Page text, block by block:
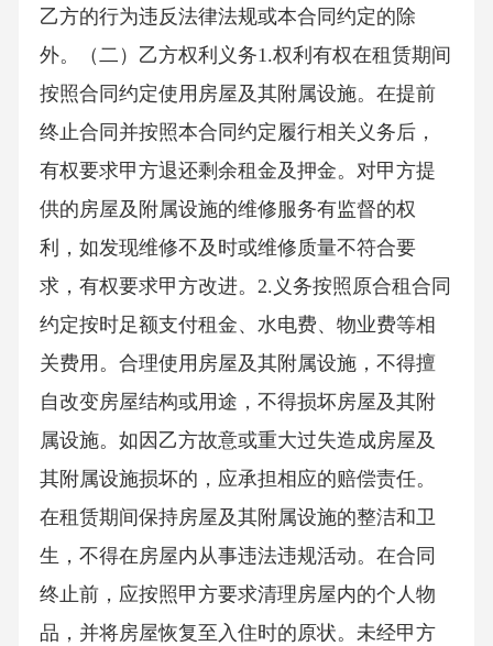
乙方的行为违反法律法规或本合同约定的除
外。（二）乙方权利义务1.权利有权在租赁期间
按照合同约定使用房屋及其附属设施。在提前
终止合同并按照本合同约定履行相关义务后，
有权要求甲方退还剩余租金及押金。对甲方提
供的房屋及附属设施的维修服务有监督的权
利，如发现维修不及时或维修质量不符合要
求，有权要求甲方改进。2.义务按照原合租合同
约定按时足额支付租金、水电费、物业费等相
关费用。合理使用房屋及其附属设施，不得擅
自改变房屋结构或用途，不得损坏房屋及其附
属设施。如因乙方故意或重大过失造成房屋及
其附属设施损坏的，应承担相应的赔偿责任。
在租赁期间保持房屋及其附属设施的整洁和卫
生，不得在房屋内从事违法违规活动。在合同
终止前，应按照甲方要求清理房屋内的个人物
品，并将房屋恢复至入住时的原状。未经甲方